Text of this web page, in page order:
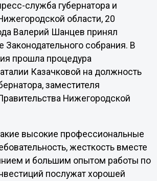
служба губернатора и
области, 20
Валерий Шанцев принял
Законодательного собрания. В
прошла процедура
Казачковой на должность
заместителя
Нижегородской
высокие профессиональные
жесткость вместе
и большим опытом работы по
послужат хорошей